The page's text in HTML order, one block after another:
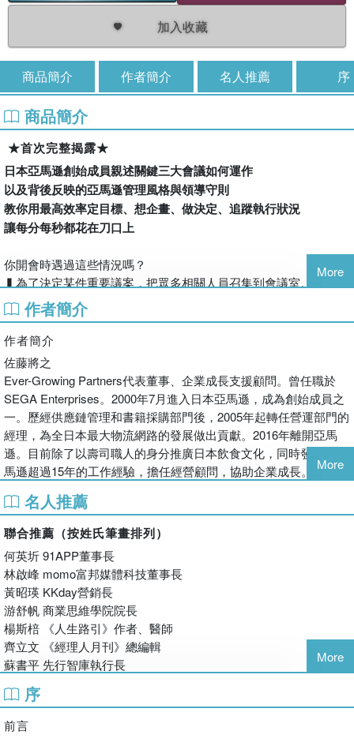
加入收藏
商品簡介 作者簡介 名人推薦 序
商品簡介
★首次完整揭露★
日本亞馬遜創始成員親述關鍵三大會議如何運作
以及背後反映的亞馬遜管理風格與領導守則
教你用最高效率定目標、想企畫、做決定、追蹤執行狀況
讓每分每秒都花在刀口上
你開會時遇過這些情況嗎？
▍為了決定某件重要議案，把眾多相關人員召集到會議室。
▍每個人都拿到一疊似乎永遠看不完的會議資料。
▍只有少數人發言，幾乎都是主管。
▍花很多時間高談闊論，卻沒有達成任何決議。
只好再找時間開會討論……
在亞馬遜，這種沒效率的會議絕不可能發生。
亞馬遜除了網路商務，還跨足Kindle電子書、影音平臺、雲端運算
服務(AWS)、無人商店，至今仍持續開發並同步展開多種事業，各
式短期、長期、跨部門企畫不斷增加，但還是能快速取得巨大成
效。
到底這些企畫如何有效率地發想、定案，又如何穩步開展？
關鍵就在於亞馬遜特殊的開會方法，以及背後反映的管理風格與領
導守則。
●決策會議
決策會議就是決定企畫、人事、投資案的場合，最忌諱沒有做出任
何決定就結束會議。為了有效率地做出高品質決策，亞馬遜會這麼
做：
》沒有必要發言的人不會被找來開會。
》各部門嚴選出席者，讓出席者成為當然的負責人。
》企畫負責人擔任會議召集人兼主導者，避免顧慮他人意見而岔
題。
》在會議一開始就設定3W目標（做什麼、由誰做、何時做）。
》對於該說話但不太說話的人，用「換個說法」刺激發言。
More
作者簡介
作者簡介
佐藤將之
Ever-Growing Partners代表董事、企業成長支援顧問。曾任職於
SEGA Enterprises。2000年7月進入日本亞馬遜，成為創始成員之
一。歷經供應鏈管理和書籍採購部門後，2005年起轉任營運部門的
經理，為全日本最大物流網路的發展做出貢獻。2016年離開亞馬
遜。目前除了以壽司職人的身分推廣日本飲食文化，同時發揮在亞
馬遜超過15年的工作經驗，擔任經營顧問，協助企業成長。著有
怎麼解決？》、《1小時做完1天工作，亞馬遜怎麼辦到的？》。
譯者簡介
卓惠娟
任職壽險公司教育訓練及出版工作十餘年，於不惑之年重啟人生，
旅居日本數年返台後，逐步實踐二十歲時曾立下的夢想──專職翻
譯工作。譯有《戀戀銅鑼燒》、《佛陀教你不生氣》、《和主管相
處的技術》、《一流主管要學黑道式發怒絕技》、《懶人的縮時工
作術》等。
臉書交流專頁（譯者卓惠娟之卓見．拙見）
www.facebook.com/Translator.megumi/
e-mail：megu1002@gmail.com
More
名人推薦
聯合推薦（按姓氏筆畫排列）
何英圻 91APP董事長
林啟峰 momo富邦媒體科技董事長
黃昭瑛 KKday營銷長
游舒帆 商業思維學院院長
楊斯棓 《人生路引》作者、醫師
齊立文 《經理人月刊》總編輯
蘇書平 先行智庫執行長
More
序
前言